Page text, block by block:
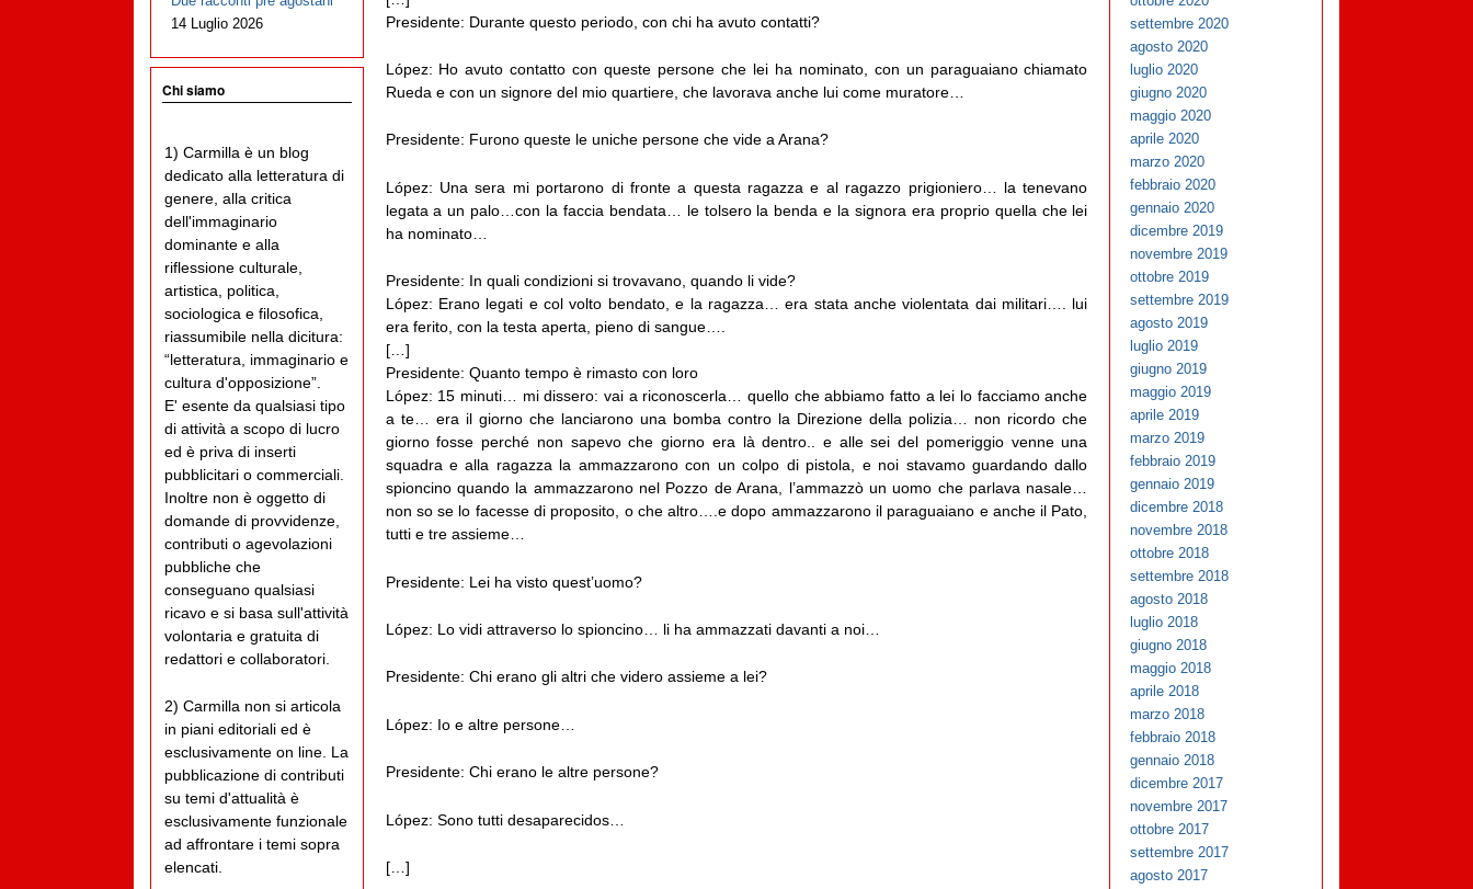
Presidente: Durante questo periodo, con chi ha avuto contatti?
López: Ho avuto contatto con queste persone che lei ha nominato, con un paraguaiano chiamato
Rueda e con un signore del mio quartiere, che lavorava anche lui come muratore…
Presidente: Furono queste le uniche persone che vide a Arana?
López: Una sera mi portarono di fronte a questa ragazza e al ragazzo prigioniero… la tenevano
legata a un palo…con la faccia bendata… le tolsero la benda e la signora era proprio quella che lei
ha nominato…
Presidente: In quali condizioni si trovavano, quando li vide?
López: Erano legati e col volto bendato, e la ragazza… era stata anche violentata dai militari…. lui
era ferito, con la testa aperta, pieno di sangue….
[…]
Presidente: Quanto tempo è rimasto con loro
López: 15 minuti… mi dissero: vai a riconoscerla… quello che abbiamo fatto a lei lo facciamo anche
a te… era il giorno che lanciarono una bomba contro la Direzione della polizia… non ricordo che
giorno fosse perché non sapevo che giorno era là dentro.. e alle sei del pomeriggio venne una
squadra e alla ragazza la ammazzarono con un colpo di pistola, e noi stavamo guardando dallo
spioncino quando la ammazzarono nel Pozzo de Arana, l’ammazzò un uomo che parlava nasale…
non so se lo facesse di proposito, o che altro….e dopo ammazzarono il paraguaiano e anche il Pato,
tutti e tre assieme…
Presidente: Lei ha visto quest’uomo?
López: Lo vidi attraverso lo spioncino… li ha ammazzati davanti a noi…
Presidente: Chi erano gli altri che videro assieme a lei?
López: Io e altre persone…
Presidente: Chi erano le altre persone?
López: Sono tutti desaparecidos…
[…]
14 Luglio 2026
Chi siamo
1) Carmilla è un blog
dedicato alla letteratura di
genere, alla critica
dell'immaginario
dominante e alla
riflessione culturale,
artistica, politica,
sociologica e filosofica,
riassumibile nella dicitura:
“letteratura, immaginario e
cultura d'opposizione”.
E' esente da qualsiasi tipo
di attività a scopo di lucro
ed è priva di inserti
pubblicitari o commerciali.
Inoltre non è oggetto di
domande di provvidenze,
contributi o agevolazioni
pubbliche che
conseguano qualsiasi
ricavo e si basa sull'attività
volontaria e gratuita di
redattori e collaboratori.
2) Carmilla non si articola
in piani editoriali ed è
esclusivamente on line. La
pubblicazione di contributi
su temi d'attualità è
esclusivamente funzionale
ad affrontare i temi sopra
elencati.
settembre 2020
agosto 2020
luglio 2020
giugno 2020
maggio 2020
aprile 2020
marzo 2020
febbraio 2020
gennaio 2020
dicembre 2019
novembre 2019
ottobre 2019
settembre 2019
agosto 2019
luglio 2019
giugno 2019
maggio 2019
aprile 2019
marzo 2019
febbraio 2019
gennaio 2019
dicembre 2018
novembre 2018
ottobre 2018
settembre 2018
agosto 2018
luglio 2018
giugno 2018
maggio 2018
aprile 2018
marzo 2018
febbraio 2018
gennaio 2018
dicembre 2017
novembre 2017
ottobre 2017
settembre 2017
agosto 2017